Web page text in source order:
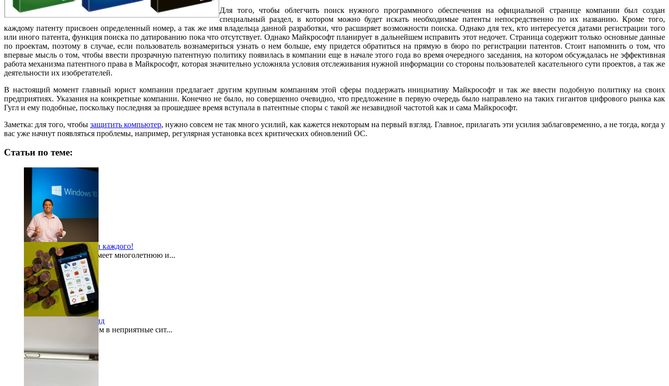
Для того, чтобы облегчить поиск нужного программного обеспечения на официальной странице компании был создан
специальный раздел, в котором можно будет искать необходимые патенты непосредственно по их названию. Кроме того,
каждому патенту присвоен определенный номер, а так же имя владельца данной разработки, что расширяет возможности поиска. Однако для тех, кто интересуется датами регистрации того
или иного патента, функция поиска по датированию пока что отсутствует. Однако Майкрософт планирует в дальнейшем исправить этот недочет. Страница содержит только основные данные
по проектам, поэтому в случае, если пользователь вознамериться узнать о нем больше, ему придется обратиться на прямую в бюро по регистрации патентов. Стоит напомнить о том, что
впервые мысль о том, чтобы ввести прозрачную патентную политику появилась в компании еще в начале этого года во время очередного заседания, на котором обсуждалась не эффективная
работа механизма патентного права в Майкрософт, которая значительно усложняла условия отслеживания нужной информации со стороны пользователей касательного сути проектов, а так же
деятельности их изобретателей.
В настоящий момент главный юрист компании предлагает другим крупным компаниям этой сферы поддержать инициативу Майкрософт и так же ввести подобную политику на своих
предприятиях. Указания на конкретные компании. Конечно не было, но совершенно очевидно, что предложение в первую очередь было направлено на таких гигантов цифрового рынка как
Гугл и ему подобные, поскольку последняя за прошедшее время вступала в патентные споры с такой же незавидной частотой как и сама Майкрософт.
Заметка: для того, чтобы защитить компьютер, нужно совсем не так много усилий, как кажется некоторым на первый взгляд. Главное, прилагать эти усилия заблаговременно, а не тогда, когда у
вас уже начнут появляться проблемы, например, регулярная установка всех критических обновлений ОС.
Статьи по теме:
Windows 10 для всех и каждого!
Компания Microsoft имеет многолетнюю и...
2015-08-03
«Кошелек» на Андроид
Как часто мы попадаем в неприятные сит...